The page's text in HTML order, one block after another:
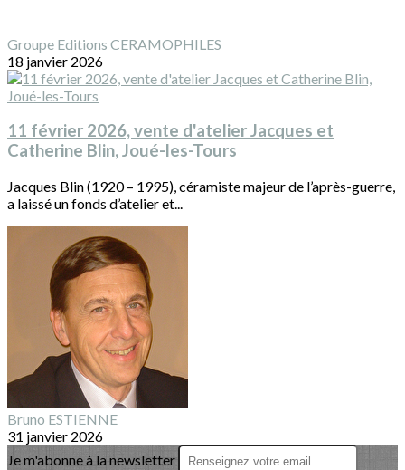
Groupe Editions CERAMOPHILES
18 janvier 2026
11 février 2026, vente d'atelier Jacques et
Catherine Blin, Joué-les-Tours
Jacques Blin (1920 – 1995), céramiste majeur de l’après-guerre,
a laissé un fonds d’atelier et...
Bruno ESTIENNE
31 janvier 2026
Je m'abonne à la newsletter